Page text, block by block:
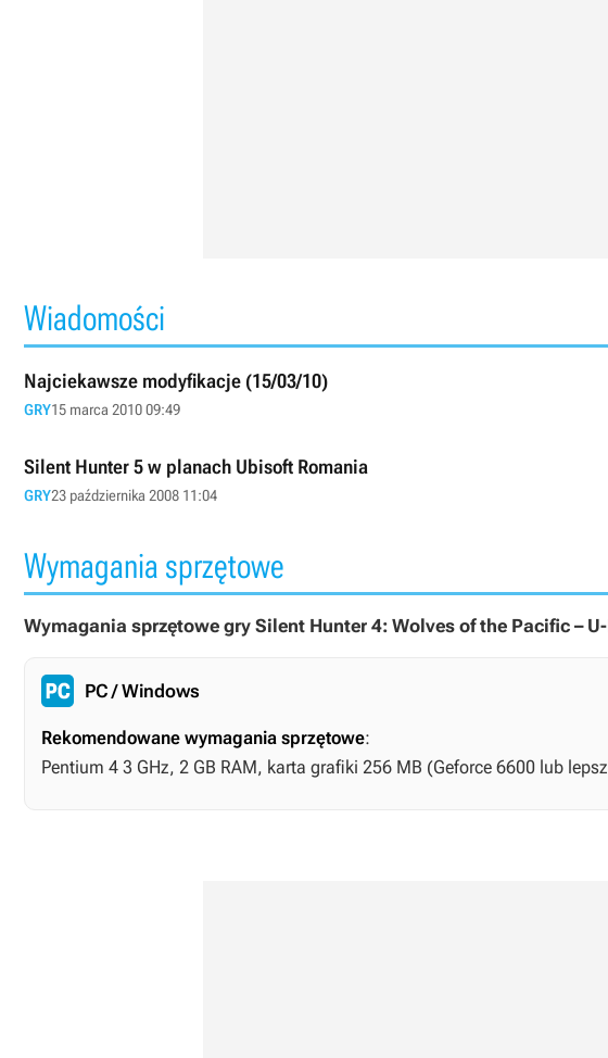
Wiadomości
Najciekawsze modyfikacje (15/03/10)
GRY15 marca 2010 09:49
Silent Hunter 5 w planach Ubisoft Romania
GRY23 października 2008 11:04
Wymagania sprzętowe
Wymagania sprzętowe gry Silent Hunter 4: Wolves of the Pacific –
PC / Windows
Rekomendowane wymagania sprzętowe:
Pentium 4 3 GHz, 2 GB RAM, karta grafiki 256 MB (Geforce 6600 lub